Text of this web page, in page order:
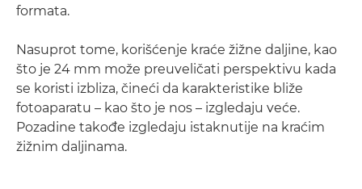
formata.
Nasuprot tome, korišćenje kraće žižne daljine, kao
što je 24 mm može preuveličati perspektivu kada
se koristi izbliza, čineći da karakteristike bliže
fotoaparatu – kao što je nos – izgledaju veće.
Pozadine takođe izgledaju istaknutije na kraćim
žižnim daljinama.